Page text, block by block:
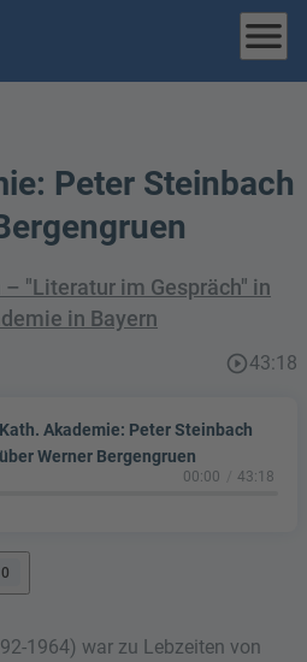
menu
Peter Steinbach
"Literatur im Gespräch" in
in Bayern
play_circle_outline43:18
Kath. Akademie: Peter Steinbach
über Werner Bergengruen
00:00 43:18
0
1964) war zu Lebzeiten von